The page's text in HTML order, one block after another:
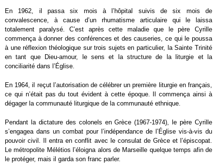
En 1962, il passa six mois à l’hôpital suivis de six mois de
convalescence, à cause d’un rhumatisme articulaire qui le laissa
totalement paralysé. C’est après cette maladie que le père Cyrille
commença à donner des conférences et des causeries, ce qui le poussa
à une réflexion théologique sur trois sujets en particulier, la Sainte Trinité
en tant que Dieu-amour, le sens et la structure de la liturgie et la
conciliarité dans l’Église.
En 1964, il reçut l’autorisation de célébrer un première liturgie en français,
ce qui n’était pas du tout évident à cette époque. Il commença ainsi à
dégager la communauté liturgique de la communauté ethnique.
Pendant la dictature des colonels en Grèce (1967-1974), le père Cyrille
s’engagea dans un combat pour l’indépendance de l’Église vis-à-vis du
pouvoir civil. Il entra en conflit avec le consulat de Grèce et l’épiscopat.
Le métropolite Mélétios l’éloigna alors de Marseille quelque temps afin de
le protéger, mais il garda son franc parler.